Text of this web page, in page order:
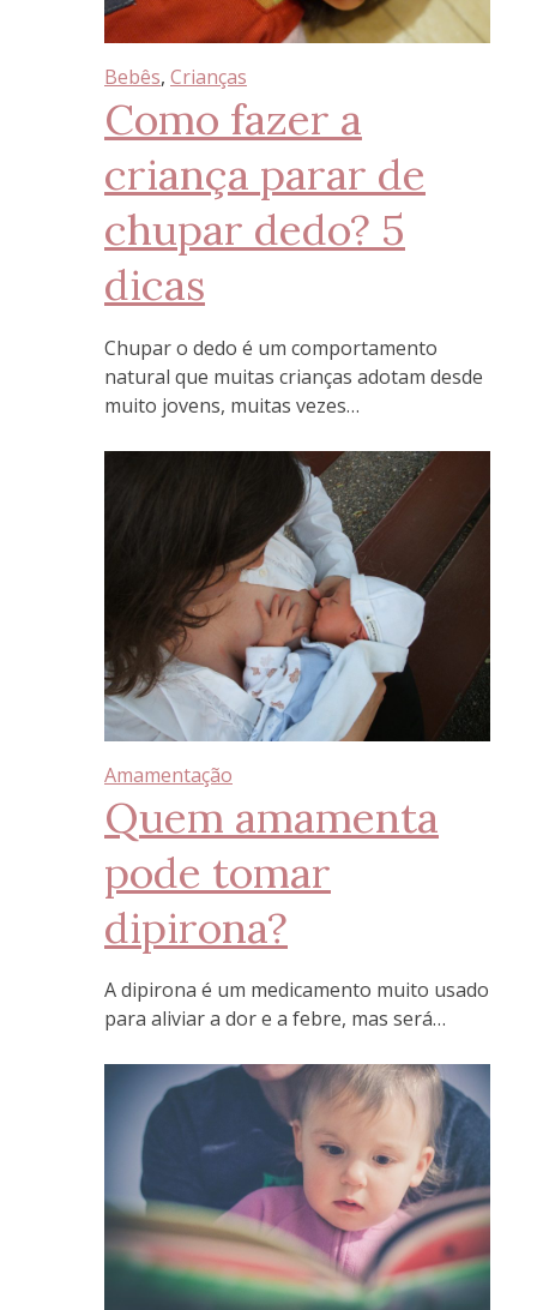
Bebês, Crianças
Como fazer a
criança parar de
chupar dedo? 5
dicas
Chupar o dedo é um comportamento
natural que muitas crianças adotam desde
muito jovens, muitas vezes…
Amamentação
Quem amamenta
pode tomar
dipirona?
A dipirona é um medicamento muito usado
para aliviar a dor e a febre, mas será…